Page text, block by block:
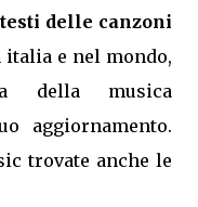
testi delle canzoni
e nel mondo,
della musica
aggiornamento.
trovate anche le